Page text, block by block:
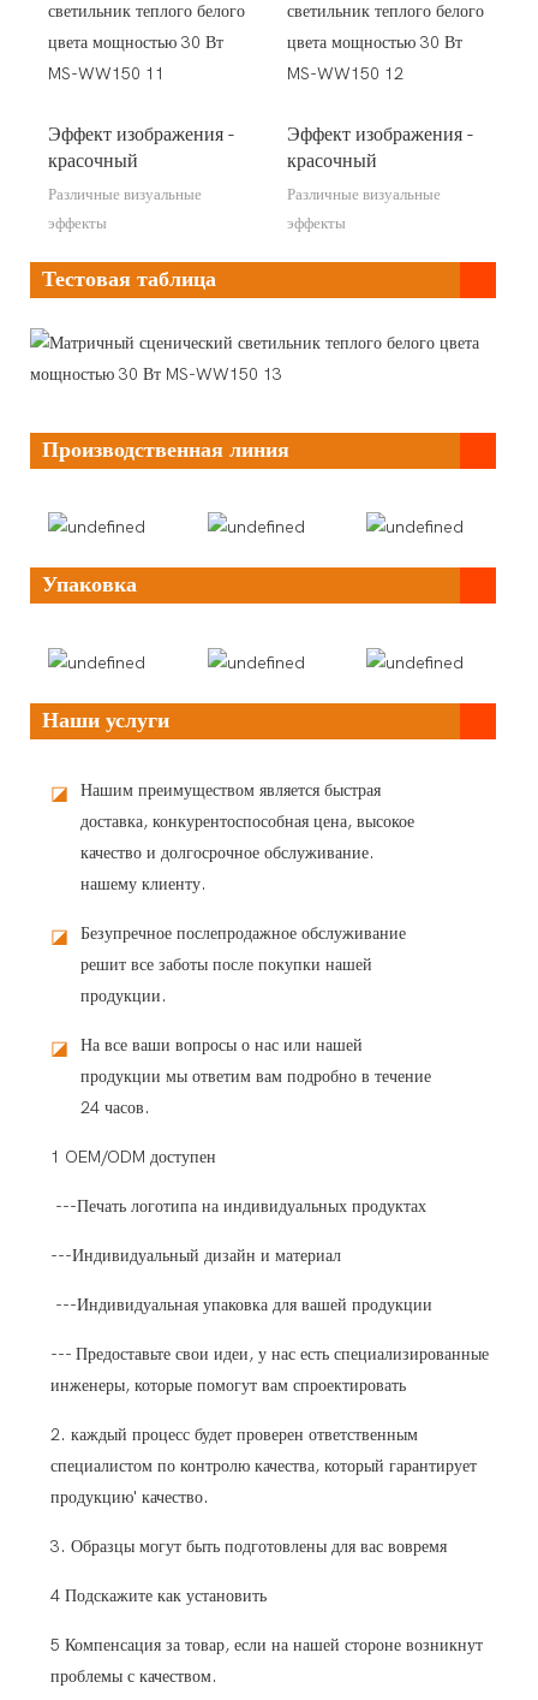
Эффект изображения -
красочный
Различные визуальные
эффекты
Эффект изображения -
красочный
Различные визуальные
эффекты
Тестовая таблица
Производственная линия
Упаковка
Наши услуги
◪
Нашим преимуществом является быстрая
доставка, конкурентоспособная цена, высокое
качество и долгосрочное обслуживание.
нашему клиенту.
◪
Безупречное послепродажное обслуживание
решит все заботы после покупки нашей
продукции.
◪
На все ваши вопросы о нас или нашей
продукции мы ответим вам подробно в течение
24 часов.
1 OEM/ODM доступен
---Печать логотипа на индивидуальных продуктах
---Индивидуальный дизайн и материал
---Индивидуальная упаковка для вашей продукции
--- Предоставьте свои идеи, у нас есть специализированные
инженеры, которые помогут вам спроектировать
2. каждый процесс будет проверен ответственным
специалистом по контролю качества, который гарантирует
продукцию' качество.
3. Образцы могут быть подготовлены для вас вовремя
4 Подскажите как установить
5 Компенсация за товар, если на нашей стороне возникнут
проблемы с качеством.